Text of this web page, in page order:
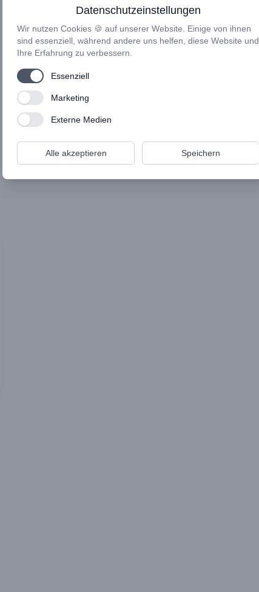
Onlinekurs Erstellung & Beratung
mit ganz vielen Menschen teilen kannst und der dir mehr
Flexibilität und Freiheit verschafft?
✅ Deine Videos & Texte stehen schon in den
Startlöchern?
Ich übernehme für dich:
➡️ Die komplette Einrichtung deines Onlinekurses
➡️ Das Schneiden und Bearbeiten deiner Kursvideos
➡️ Die grafische Umsetzung von Titelbildern bis hin zu
Workbooks
Mehr erfahren...
Datenschutzeinstellungen
Wir nutzen Cookies 🍪 auf unserer Website. Einige von ihnen
sind essenziell, während andere uns helfen, diese Website und
Ihre Erfahrung zu verbessern.
Use settingEssenziell
Use settingMarketing
Use settingExterne Medien
Alle akzeptieren Speichern